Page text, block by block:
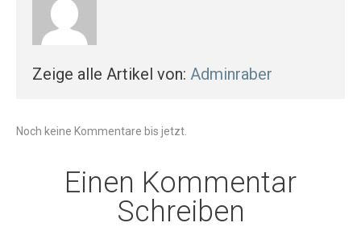
Zeige alle Artikel von: Adminraber
Noch keine Kommentare bis jetzt.
Einen Kommentar
Schreiben